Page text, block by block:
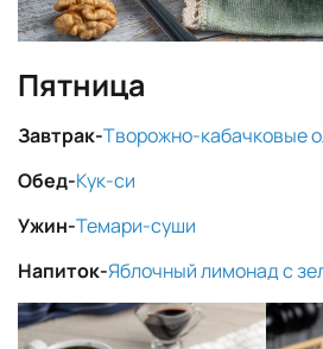
Пятница
Завтрак-Творожно-кабачковые
Обед-Кук-си
Ужин-Темари-суши
Напиток-Яблочный лимонад с